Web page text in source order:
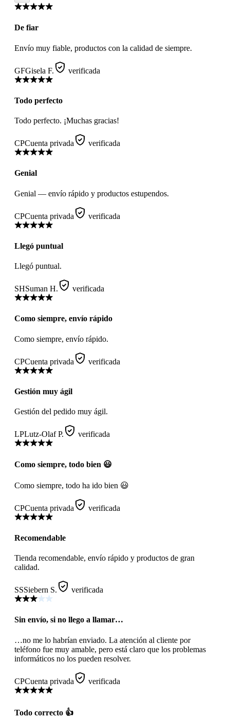
De fiar
Envío muy fiable, productos con la calidad de siempre.
GFGisela F. verificada
Todo perfecto
Todo perfecto. ¡Muchas gracias!
CPCuenta privada verificada
Genial
Genial — envío rápido y productos estupendos.
CPCuenta privada verificada
Llegó puntual
Llegó puntual.
SHSuman H. verificada
Como siempre, envío rápido
Como siempre, envío rápido.
CPCuenta privada verificada
Gestión muy ágil
Gestión del pedido muy ágil.
LPLutz-Olaf P. verificada
Como siempre, todo bien 😃
Como siempre, todo ha ido bien 😃
CPCuenta privada verificada
Recomendable
Tienda recomendable, envío rápido y productos de gran
calidad.
SSSiebern S. verificada
Sin envío, si no llego a llamar…
…no me lo habrían enviado. La atención al cliente por
teléfono fue muy amable, pero está claro que los problemas
informáticos no los pueden resolver.
CPCuenta privada verificada
Todo correcto 👍